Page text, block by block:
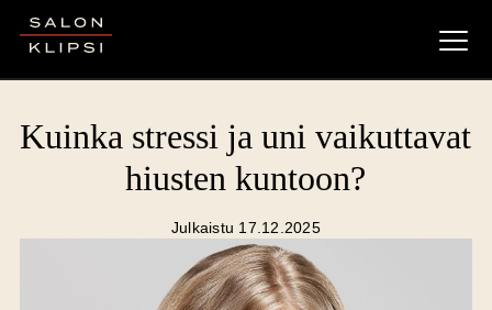
Salon Klipsi
Kuinka stressi ja uni vaikuttavat
hiusten kuntoon?
Julkaistu 17.12.2025